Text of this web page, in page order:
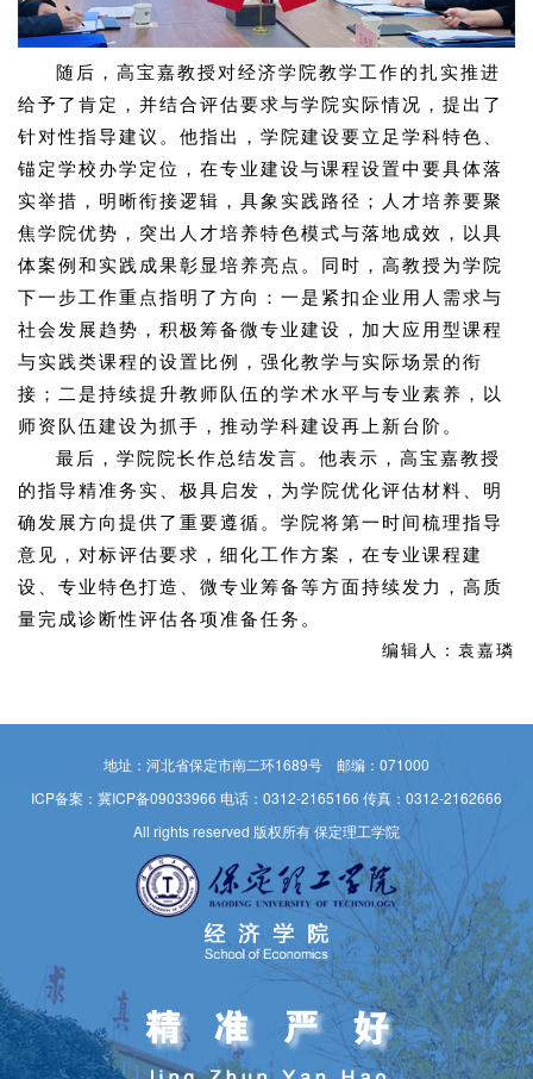
随后，高宝嘉教授对经济学院教学工作的扎实推进
给予了肯定，并结合评估要求与学院实际情况，提出了
针对性指导建议。他指出，学院建设要立足学科特色、
锚定学校办学定位，在专业建设与课程设置中要具体落
实举措，明晰衔接逻辑，具象实践路径；人才培养要聚
焦学院优势，突出人才培养特色模式与落地成效，以具
体案例和实践成果彰显培养亮点。同时，高教授为学院
下一步工作重点指明了方向：一是紧扣企业用人需求与
社会发展趋势，积极筹备微专业建设，加大应用型课程
与实践类课程的设置比例，强化教学与实际场景的衔
接；二是持续提升教师队伍的学术水平与专业素养，以
师资队伍建设为抓手，推动学科建设再上新台阶。
最后，学院院长作总结发言。他表示，高宝嘉教授
的指导精准务实、极具启发，为学院优化评估材料、明
确发展方向提供了重要遵循。学院将第一时间梳理指导
意见，对标评估要求，细化工作方案，在专业课程建
设、专业特色打造、微专业筹备等方面持续发力，高质
量完成诊断性评估各项准备任务。
编辑人：袁嘉璘
地址：河北省保定市南二环1689号 邮编：071000
ICP备案：冀ICP备09033966 电话：0312-2165166 传真：0312-2162666
All rights reserved 版权所有 保定理工学院